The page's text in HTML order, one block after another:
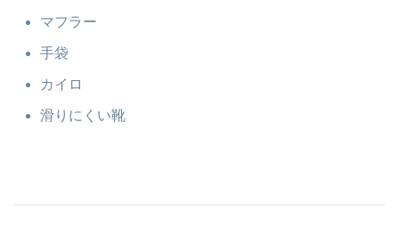
マフラー
手袋
カイロ
滑りにくい靴